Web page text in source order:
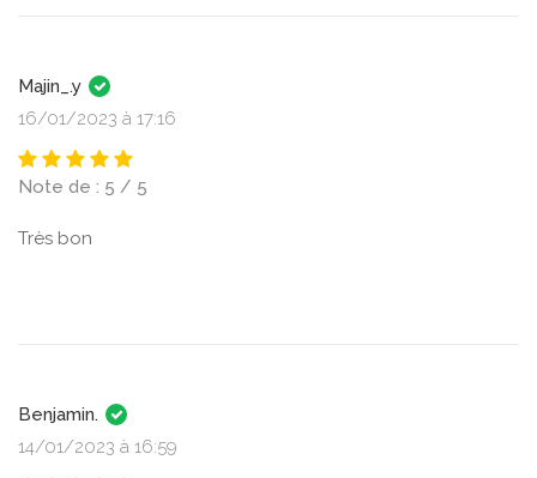
Majin_.y
16/01/2023 à 17:16
Note de : 5 / 5
Très bon
Benjamin.
14/01/2023 à 16:59